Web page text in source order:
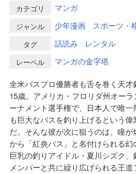
カテゴリ マンガ
ジャンル 少年漫画 スポーツ・
タグ 話読み レンタル
レーベル
マンガの金字塔
全米バスプロ優勝者も舌を巻く天才
15歳。アメリカ・フロリダ州オー
ーナメント選手権で、日本人で唯
も巨大なバスを釣り上げるという
だ。そんな彼が次に狙うのは、瞳
から「紅炎バス」と名付けられる幻
巨乳の釣りアイドル・夏川シズク
メンバーと共に繰り広げられる王